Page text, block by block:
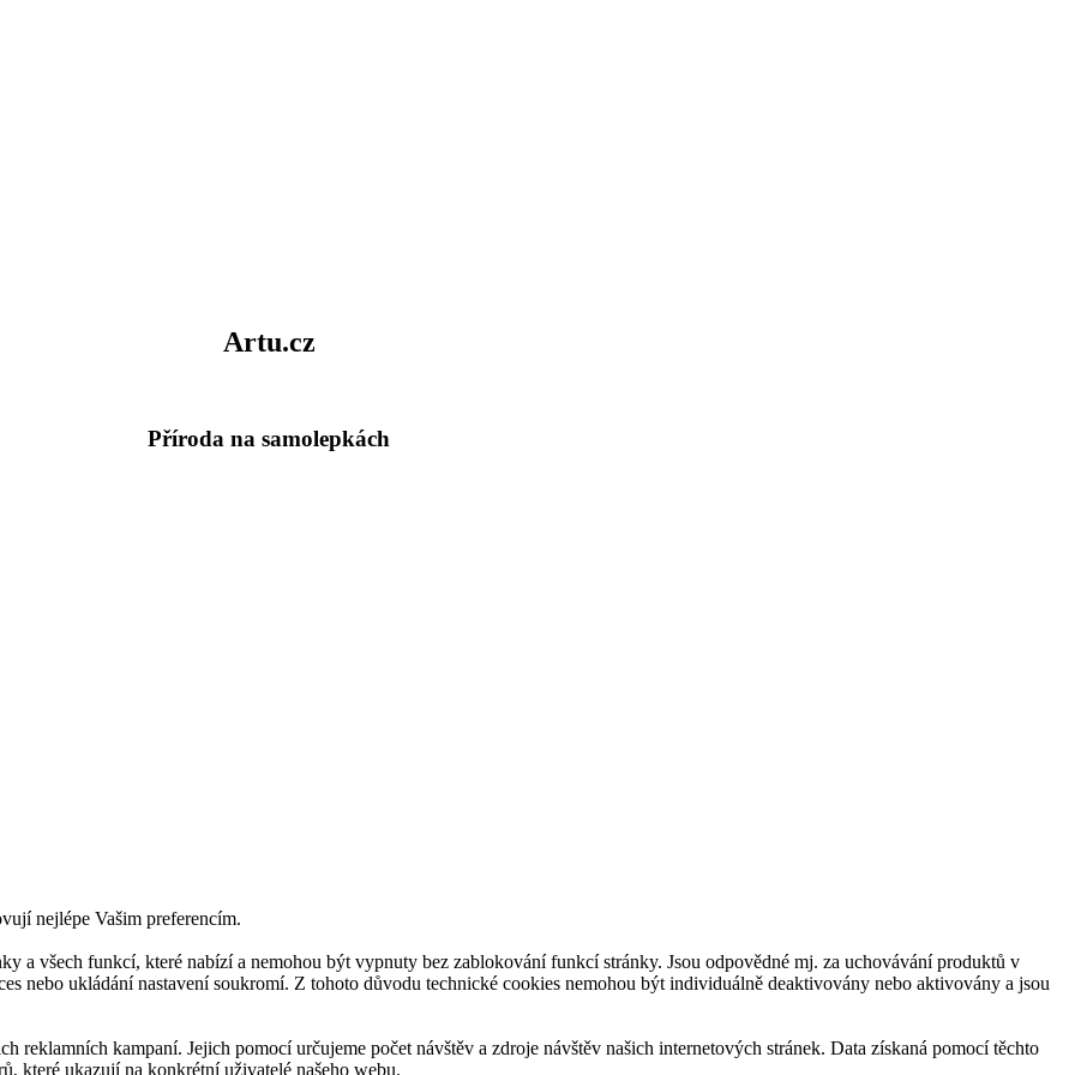
Artu.cz
Příroda na samolepkách
nejlépe Vašim preferencím.
a všech funkcí, které nabízí a nemohou být vypnuty bez zablokování funkcí stránky. Jsou odpovědné mj. za uchovávání produktů v
nebo ukládání nastavení soukromí. Z tohoto důvodu technické cookies nemohou být individuálně deaktivovány nebo aktivovány a jsou
reklamních kampaní. Jejich pomocí určujeme počet návštěv a zdroje návštěv našich internetových stránek. Data získaná pomocí těchto
které ukazují na konkrétní uživatelé našeho webu.